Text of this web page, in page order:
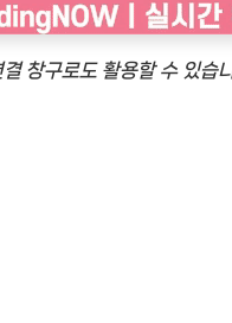
창구로도 활용할 수 있습